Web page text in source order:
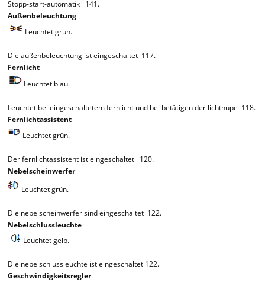
Stopp-start-automatik 141.
Außenbeleuchtung
Leuchtet grün.
Die außenbeleuchtung ist eingeschaltet 117.
Fernlicht
Leuchtet blau.
Leuchtet bei eingeschaltetem fernlicht und bei betätigen der lichthupe 118.
Fernlichtassistent
Leuchtet grün.
Der fernlichtassistent ist eingeschaltet 120.
Nebelscheinwerfer
Leuchtet grün.
Die nebelscheinwerfer sind eingeschaltet 122.
Nebelschlussleuchte
Leuchtet gelb.
Die nebelschlussleuchte ist eingeschaltet 122.
Geschwindigkeitsregler